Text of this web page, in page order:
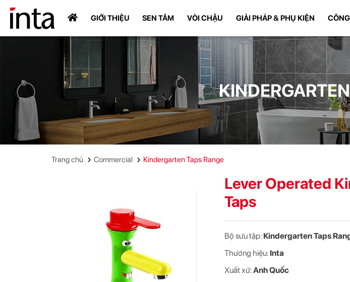
GIỚI THIỆU SEN TẮM VÒI CHẬU GIẢI PHÁP & PHỤ KIỆN
Trang chủ Commercial Kindergarten Taps Range
Lever Operated
Taps
Bộ sưu tập: Kindergarten Taps
Thương hiệu: Inta
Xuất xứ:Anh Quốc